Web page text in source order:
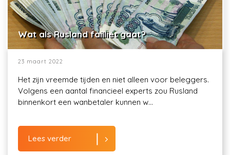
Wat als Rusland failliet gaat?
23 maart 2022
Het zijn vreemde tijden en niet alleen voor beleggers.
Volgens een aantal financieel experts zou Rusland
binnenkort een wanbetaler kunnen w...
Lees verder